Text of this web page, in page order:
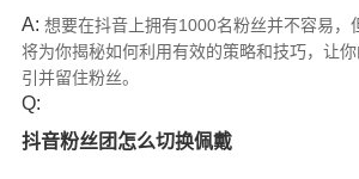
A: 想要在抖音上拥有1000名粉丝并不容易，
将为你揭秘如何利用有效的策略和技巧，让
引并留住粉丝。
Q:
抖音粉丝团怎么切换佩戴